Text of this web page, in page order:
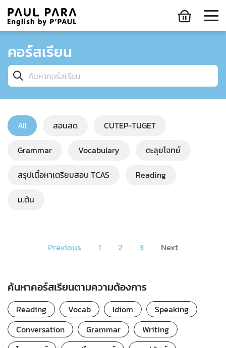
คอร์สเรียน
All สอนสด CUTEP-TUGET
Grammar Vocabulary ตะลุยโจทย์
สรุปเนื้อหาเตรียมสอบ TCAS Reading
ม.ต้น
Previous 1 2 3 Next
ค้นหาคอร์สเรียนตามความต้องการ
Reading Vocab Idiom
Speaking
Conversation
Grammar
Writing